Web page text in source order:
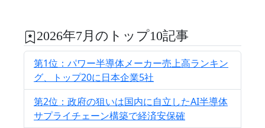
2026年7月のトップ10記事
第1位：パワー半導体メーカー売上高ランキン
グ、トップ20に日本企業5社
第2位：政府の狙いは国内に自立したAI半導体
サプライチェーン構築で経済安保確